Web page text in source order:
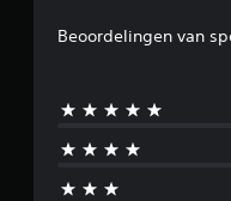
Beoordelingen van